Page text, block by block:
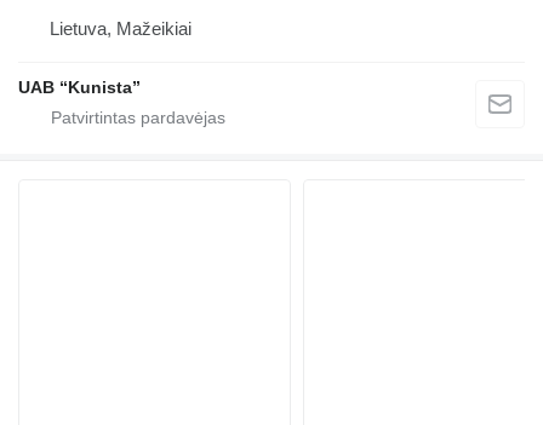
Lietuva, Mažeikiai
UAB “Kunista”